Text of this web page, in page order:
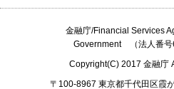
金融庁/Financial Services
Government（法人番号
Copyright(C) 2017 金融庁
〒100-8967 東京都千代田区霞